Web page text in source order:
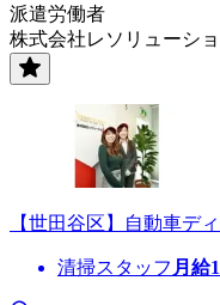
派遣労働者
株式会社レソリューシ
【世田谷区】自動車デ
清掃スタッフ 月給